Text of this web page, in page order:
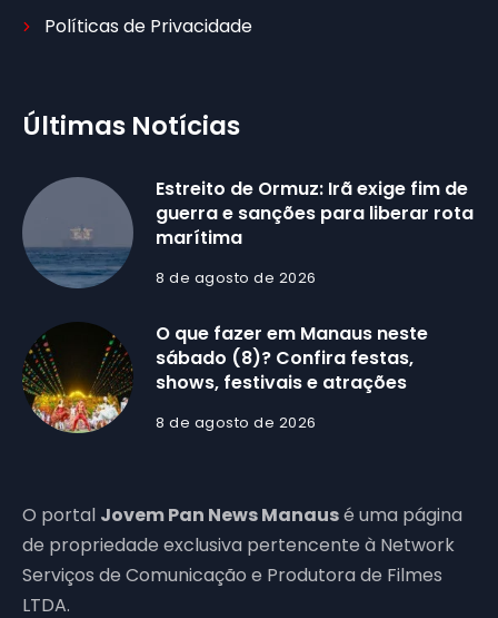
Políticas de Privacidade
Últimas Notícias
Estreito de Ormuz: Irã exige fim de
guerra e sanções para liberar rota
marítima
8 de agosto de 2026
O que fazer em Manaus neste
sábado (8)? Confira festas,
shows, festivais e atrações
8 de agosto de 2026
O portal Jovem Pan News Manausé uma página
de propriedade exclusiva pertencente à Network
Serviços de Comunicação e Produtora de Filmes
LTDA.